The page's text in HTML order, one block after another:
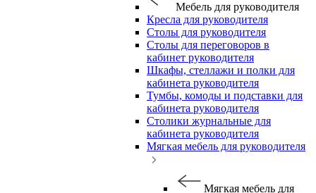
Мебель для руководителя
Кресла для руководителя
Столы для руководителя
Столы для переговоров в
кабинет руководителя
Шкафы, стеллажи и полки для
кабинета руководителя
Тумбы, комоды и подставки для
кабинета руководителя
Столики журнальные для
кабинета руководителя
Мягкая мебель для руководителя
Мягкая мебель для